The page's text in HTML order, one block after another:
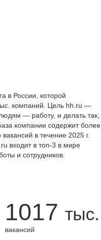
в России, которой
компаний. Цель hh.ru —
— работу, и делать так,
компании содержит более
в течение 2025 г.
входит в топ-3 в мире
и сотрудников.
1017 тыс.
вакансий